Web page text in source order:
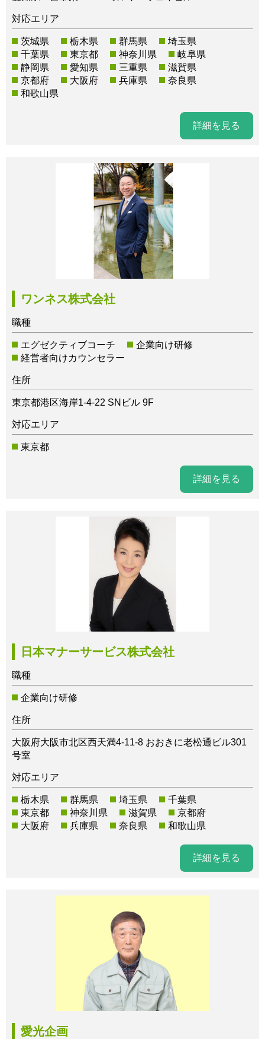
対応エリア
茨城県 栃木県 群馬県
埼玉県
千葉県
東京都 神奈川県
岐阜県
静岡県
愛知県 三重県
滋賀県
京都府
大阪府 兵庫県
奈良県
和歌山県
詳細を見る
ワンネス株式会社
職種
エグゼクティブコーチ
企業向け研修
経営者向けカウンセラー
住所
東京都港区海岸1-4-22 SNビル 9F
対応エリア
東京都
詳細を見る
日本マナーサービス株式会社
職種
企業向け研修
住所
大阪府大阪市北区西天満4-11-8 おおきに老松通ビル301
号室
対応エリア
栃木県 群馬県 埼玉県
千葉県
東京都
神奈川県 滋賀県
京都府
大阪府
兵庫県 奈良県 和歌山県
詳細を見る
愛光企画